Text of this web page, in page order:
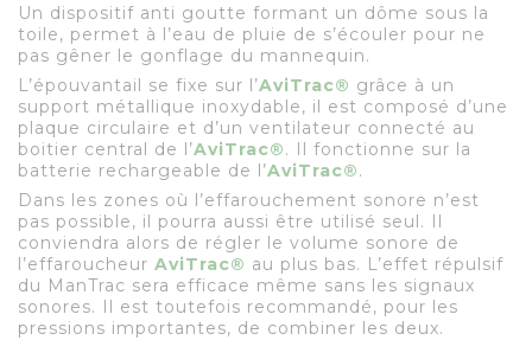
Un dispositif anti goutte formant un dôme sous la
toile, permet à l’eau de pluie de s’écouler pour ne
pas gêner le gonflage du mannequin.
L’épouvantail se fixe sur l’AviTrac® grâce à un
support métallique inoxydable, il est composé d’une
plaque circulaire et d’un ventilateur connecté au
boitier central de l’AviTrac®. Il fonctionne sur la
batterie rechargeable de l’AviTrac®.
Dans les zones où l’effarouchement sonore n’est
pas possible, il pourra aussi être utilisé seul. Il
conviendra alors de régler le volume sonore de
l’effaroucheur AviTrac® au plus bas. L’effet répulsif
du ManTrac sera efficace même sans les signaux
sonores. Il est toutefois recommandé, pour les
pressions importantes, de combiner les deux.